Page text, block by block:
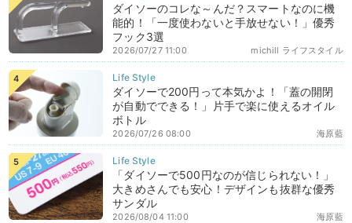
ダイソーのコレな～んだ？スマートなのに機
能的！「一度使わないと手放せない！」優秀
フック3選
michill ライフスタイル
2026/07/27 11:00
ダイソーで200円って本気かよ！「蓋の開閉
が自動でできる！」片手で楽に使えるオイル
ボトル
海原藍
2026/07/26 08:00
「ダイソーで500円なのが信じられない！」
大きめさんでも安心！デザインも抜群な優秀
サンダル
海原藍
2026/08/04 11:00